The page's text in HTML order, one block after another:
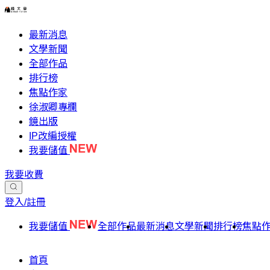
最新消息
文學新聞
全部作品
排行榜
焦點作家
徐淑卿專欄
鏡出版
IP改編授權
我要儲值
我要收費
登入/註冊
我要儲值 全部作品最新消息文學新聞排行榜焦點
首頁